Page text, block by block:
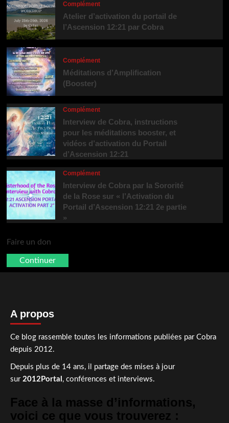
Complément
Atelier d’activation du portail de
l’Ascension 12:21 par Cobra
Complément
Méditations d’Amplification
(Booster)
Complément
Interview de Cobra, instructions
pour les méditations booster, et
vidéos d’activation du Portail
d’Ascension 12:21
Complément
Interview de Cobra par la Sororité
de la Rose sur « l’Activation du
Portail d’Ascension 12:21 2e partie
»
Faire un don
Continuer
A propos
Ce blog rassemble toutes les informations publiées par Cobra
depuis 2012.
Depuis plus de 14 ans, il partage des mises à jour
sur 2012Portal , conférences et interviews.
Face à la masse d’informations,
voici ce que vous trouverez :